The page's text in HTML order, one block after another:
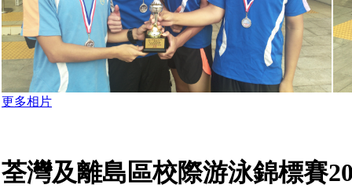
更多相片
荃灣及離島區校際游泳錦標賽